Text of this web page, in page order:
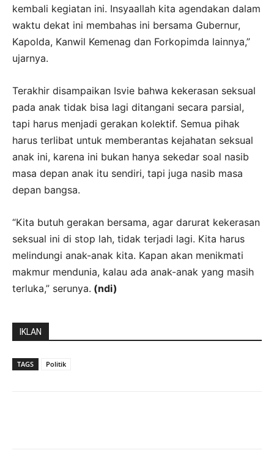
kembali kegiatan ini. Insyaallah kita agendakan dalam
waktu dekat ini membahas ini bersama Gubernur,
Kapolda, Kanwil Kemenag dan Forkopimda lainnya,”
ujarnya.
Terakhir disampaikan Isvie bahwa kekerasan seksual
pada anak tidak bisa lagi ditangani secara parsial,
tapi harus menjadi gerakan kolektif. Semua pihak
harus terlibat untuk memberantas kejahatan seksual
anak ini, karena ini bukan hanya sekedar soal nasib
masa depan anak itu sendiri, tapi juga nasib masa
depan bangsa.
“Kita butuh gerakan bersama, agar darurat kekerasan
seksual ini di stop lah, tidak terjadi lagi. Kita harus
melindungi anak-anak kita. Kapan akan menikmati
makmur mendunia, kalau ada anak-anak yang masih
terluka,” serunya. (ndi)
IKLAN
TAGS Politik